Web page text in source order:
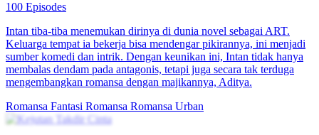
100 Episodes
Intan tiba-tiba menemukan dirinya di dunia novel sebagai ART.
Keluarga tempat ia bekerja bisa mendengar pikirannya, ini menjadi
sumber komedi dan intrik. Dengan keunikan ini, Intan tidak hanya
membalas dendam pada antagonis, tetapi juga secara tak terduga
mengembangkan romansa dengan majikannya, Aditya.
Romansa Fantasi Romansa Romansa Urban